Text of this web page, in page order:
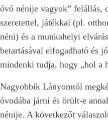
óvó nénije vagyok” felállás,
szeretettel, játékkal (pl.
néni) és a munkahelyi
betartásával elfogadható és
mindenki tudja, hogy „hol a
Nagyobbik Lányomtól
óvodába járni és örült-e
nénije. A következőt